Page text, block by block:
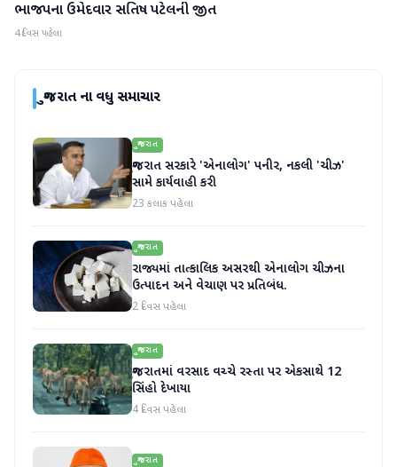
ગુજરાત
ભાજપના ઉમેદવાર સતિષ પટેલની જીત
4 દિવસ પહેલા
ગુજરાતના વધુ સમાચાર
ગુજરાત
ગુજરાત સરકારે 'એનાલોગ' પનીર, નકલી 'ચીઝ'
સામે કાર્યવાહી કરી
23 કલાક પહેલા
ગુજરાત
રાજ્યમાં તાત્કાલિક અસરથી એનાલોગ ચીઝના
ઉત્પાદન અને વેચાણ પર પ્રતિબંધ.
2 દિવસ પહેલા
ગુજરાત
ગુજરાતમાં વરસાદ વચ્ચે રસ્તા પર એકસાથે 12
સિંહો દેખાયા
4 દિવસ પહેલા
ગુજરાત